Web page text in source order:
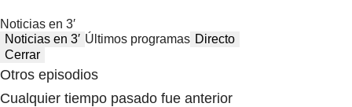
Noticias en 3′
Noticias en 3′ Últimos programas Directo
Cerrar
Otros episodios
Cualquier tiempo pasado fue anterior